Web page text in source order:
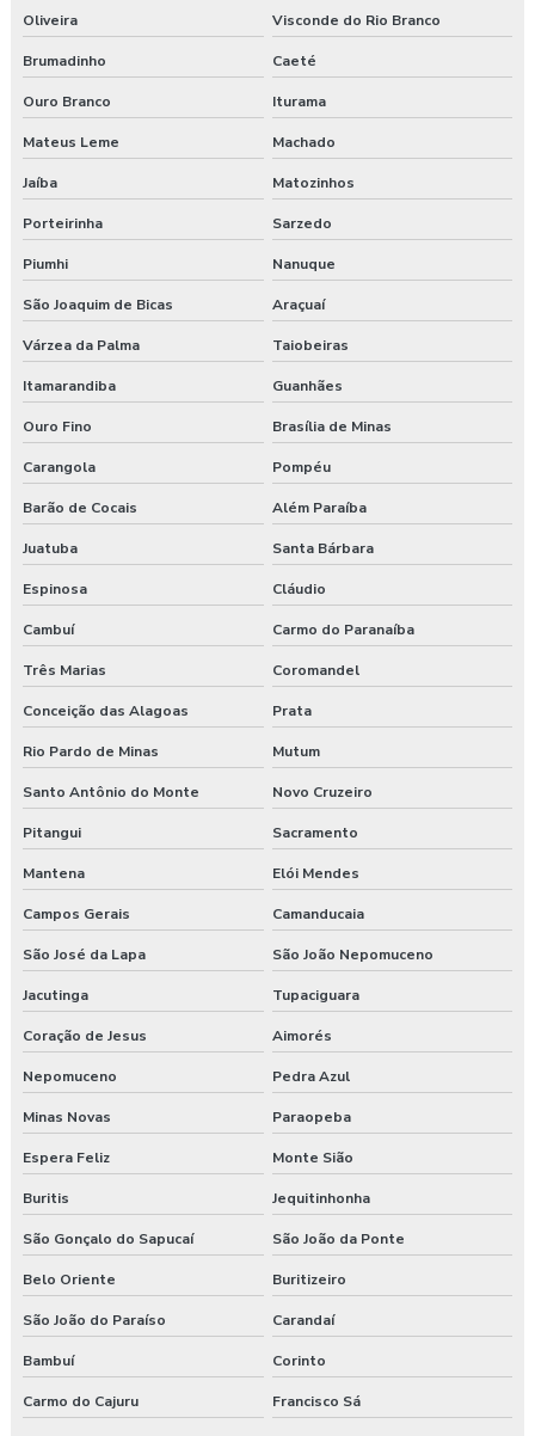
Pgr rural
Pgr segurança do trabalho esocial
Pgr segurança do trabalho nr
Pgr segurança do trabalho nr 01
Pgr segurança do trabalho valor
Pgrtr nr 31
Plano de atendimento a emergência
Plano de atendimento a emergência em obras
Programa de gerenciamento de riscos
Programa de gerenciamento de riscos ambientais
Programa de gerenciamento de riscos no trabalho rural
Programa de gerenciamento de riscos nr
Programa de gerenciamento de riscos nr 1
Programa de gerenciamento de riscos ocupacionais
Programa pgr
Programa de prevenção de riscos ergonômicos
Programas de segurança do trabalho na construção civil
Proposta de consultoria segurança do trabalho
Segurança e medicina do trabalho
Serviço de higiene e segurança no trabalho
Serviço de segurança do trabalho
Serviços de consultoria em segurança do trabalho
Treinamento de epi nr 6
Treinamento de ergonomia
Treinamento ergonomia levantamento de peso
Oliveira Visconde do Rio Branco
Brumadinho Caeté
Ouro Branco Iturama
Mateus Leme Machado
Jaíba Matozinhos
Porteirinha Sarzedo
Piumhi Nanuque
São Joaquim de Bicas Araçuaí
Várzea da Palma Taiobeiras
Itamarandiba Guanhães
Ouro Fino Brasília de Minas
Carangola Pompéu
Barão de Cocais Além Paraíba
Juatuba Santa Bárbara
Espinosa Cláudio
Cambuí Carmo do Paranaíba
Três Marias Coromandel
Conceição das Alagoas Prata
Rio Pardo de Minas Mutum
Santo Antônio do Monte Novo Cruzeiro
Pitangui Sacramento
Mantena Elói Mendes
Campos Gerais Camanducaia
São José da Lapa São João Nepomuceno
Jacutinga Tupaciguara
Coração de Jesus Aimorés
Nepomuceno Pedra Azul
Minas Novas Paraopeba
Espera Feliz Monte Sião
Buritis Jequitinhonha
São Gonçalo do Sapucaí São João da Ponte
Belo Oriente Buritizeiro
São João do Paraíso Carandaí
Bambuí Corinto
Carmo do Cajuru Francisco Sá